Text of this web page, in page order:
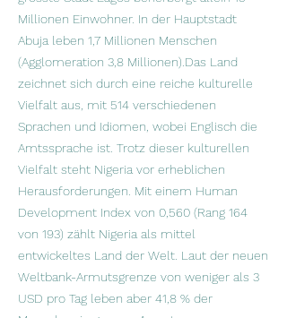
Millionen Einwohner. In der Hauptstadt
Abuja leben 1,7 Millionen Menschen
(Agglomeration 3,8 Millionen).Das Land
zeichnet sich durch eine reiche kulturelle
Vielfalt aus, mit 514 verschiedenen
Sprachen und Idiomen, wobei Englisch die
Amtssprache ist. Trotz dieser kulturellen
Vielfalt steht Nigeria vor erheblichen
Herausforderungen. Mit einem Human
Development Index von 0,560 (Rang 164
von 193) zählt Nigeria als mittel
entwickeltes Land der Welt. Laut der neuen
Weltbank-Armutsgrenze von weniger als 3
USD pro Tag leben aber 41,8 % der